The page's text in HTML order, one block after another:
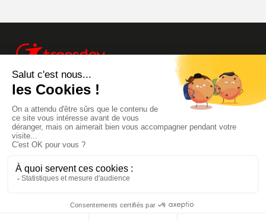
Bretagne
Footer
Transdev Live
Carrières
Contact
Site Groupe
Mentions Légales
©2026 Transdev -Réalisation :Gingerminds